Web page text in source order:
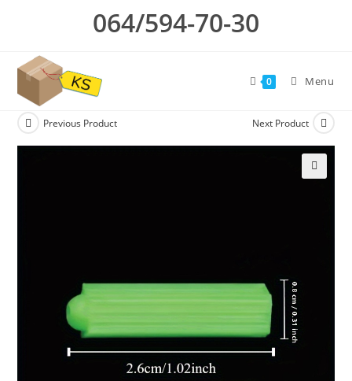
064/594-70-30
0 Menu
Previous Product Next Product